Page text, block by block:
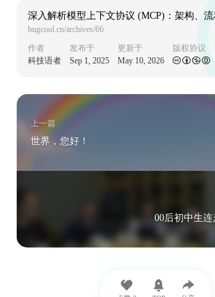
深入解析模型上下文协议 (MCP)：架构、
bugcool.cn/archives/66
作者
科技语者
发布于
Sep 1, 2025
更新于
May 10, 2026
版权协议
上一篇
世界，您好！
00后初中生